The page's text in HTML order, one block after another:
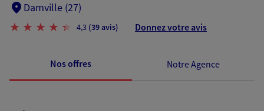
Damville (27)
4,3 (39 avis) Donnez votre avis
Nos offres Notre Agence